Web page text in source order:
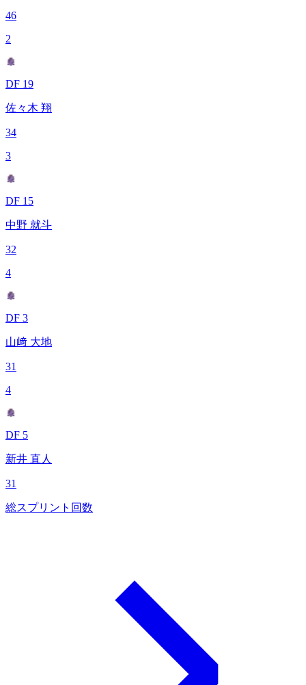
46
2
DF 19
佐々木 翔
34
3
DF 15
中野 就斗
32
4
DF 3
山﨑 大地
31
4
DF 5
新井 直人
31
総スプリント回数